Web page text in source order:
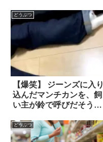
どうぶつ
【爆笑】 ジーンズに入り
込んだマンチカンを、飼
い主が鈴で呼びだそうと
どうぶつ